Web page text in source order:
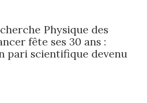
Physique des
fête ses 30 ans :
pari scientifique devenu